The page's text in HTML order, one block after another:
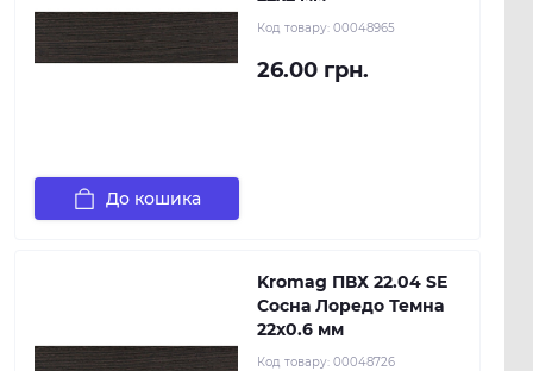
Код товару: 00048965
26.00 грн.
До кошика
Kromag ПВХ 22.04 SЕ
Сосна Лоредо Темна
22х0.6 мм
Код товару: 00048726